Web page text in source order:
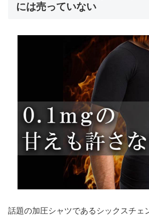
には売っていない
話題の加圧シャツであるシックスチェ